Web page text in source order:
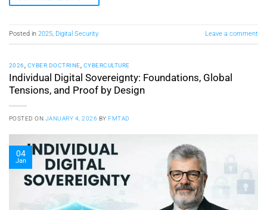
Posted in 2025, Digital Security Leave a comment
2026 CYBER DOCTRINE CYBERCULTURE
Individual Digital Sovereignty: Foundations, Global
Tensions, and Proof by Design
POSTED ON JANUARY 4, 2026 BYFMTAD
04
Jan